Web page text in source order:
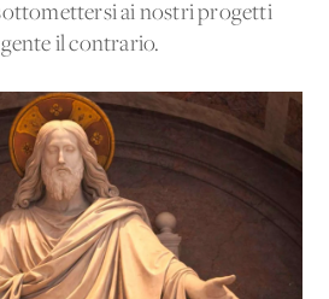
ai nostri progetti
il contrario.